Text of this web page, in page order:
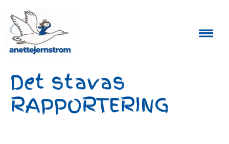
Det stavas
RAPPORTERING